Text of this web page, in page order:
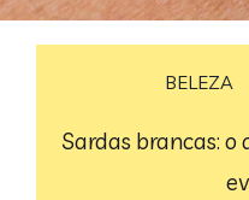
BELEZA
Sardas brancas: o